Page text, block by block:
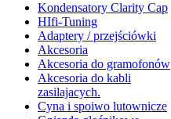
Kondensatory Clarity Cap
HIfi-Tuning
Adaptery / przejściówki
Akcesoria
Akcesoria do gramofonów
Akcesoria do kabli
zasilajacych.
Cyna i spoiwo lutownicze